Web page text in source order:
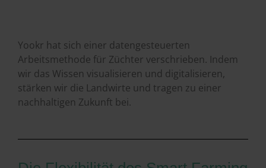
Yookr hat sich einer datengesteuerten
Arbeitsmethode für Züchter verschrieben. Indem
wir das Wissen visualisieren und digitalisieren,
stärken wir die Landwirte und tragen zu einer
nachhaltigen Zukunft bei.